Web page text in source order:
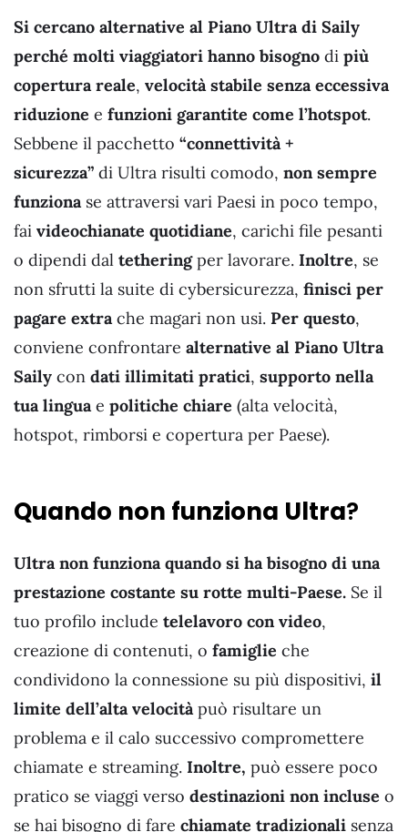
Si cercano alternative al Piano Ultra di Saily
perché molti viaggiatori hanno bisogno di più
copertura reale, velocità stabile senza eccessiva
riduzione e funzioni garantite come l’hotspot.
Sebbene il pacchetto “connettività +
sicurezza” di Ultra risulti comodo, non sempre
funzionase attraversi vari Paesi in poco tempo,
fai videochianate quotidiane, carichi file pesanti
o dipendi dal tetheringper lavorare. Inoltre, se
non sfrutti la suite di cybersicurezza, finisci per
pagare extrache magari non usi. Per questo,
conviene confrontare alternative al Piano Ultra
Saily con dati illimitati pratici, supporto nella
tua linguae politiche chiare (alta velocità,
hotspot, rimborsi e copertura per Paese).
Quando non funziona Ultra?
Ultra non funziona quando si ha bisogno di una
prestazione costante su rotte multi-Paese. Se il
tuo profilo include telelavoro con video,
creazione di contenuti, o famiglie che
condividono la connessione su più dispositivi, il
limite dell’alta velocitàpuò risultare un
problema e il calo successivo compromettere
chiamate e streaming. Inoltre, può essere poco
pratico se viaggi verso destinazioni non incluse o
se hai bisogno di fare chiamate tradizionali senza